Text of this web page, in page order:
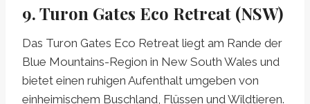
9. Turon Gates Eco Retreat (NSW)
Das Turon Gates Eco Retreat liegt am Rande der
Blue Mountains-Region in New South Wales und
bietet einen ruhigen Aufenthalt umgeben von
einheimischem Buschland, Flüssen und Wildtieren.